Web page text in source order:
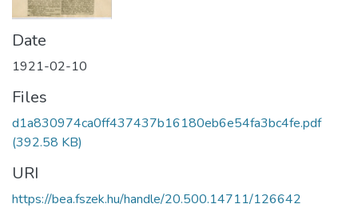
Date
1921-02-10
Files
d1a830974ca0ff437437b16180eb6e54fa3bc4fe.pdf
(392.58 KB)
URI
https://bea.fszek.hu/handle/20.500.14711/126642